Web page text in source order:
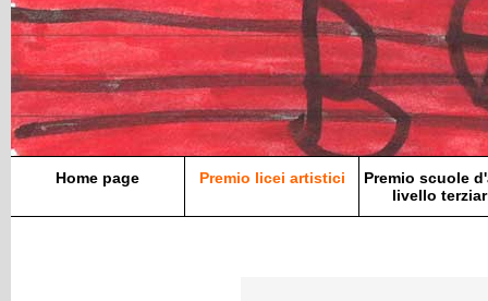
Home page Premio licei artistici
Premio scuole
livello